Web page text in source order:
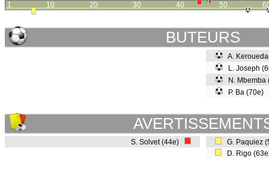
1 10 20 30 40 50
BUTEURS
A.
L. Joseph
N.
P. Ba (70e)
S. Solvet (44e)
G. Paquiez
D. Rigo